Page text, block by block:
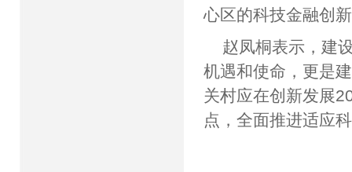
心区的科技金融创
赵凤桐表示，建
机遇和使命，更是
关村应在创新发展
点，全面推进适应